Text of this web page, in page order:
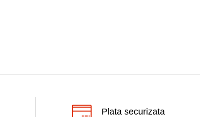
Plata securizata